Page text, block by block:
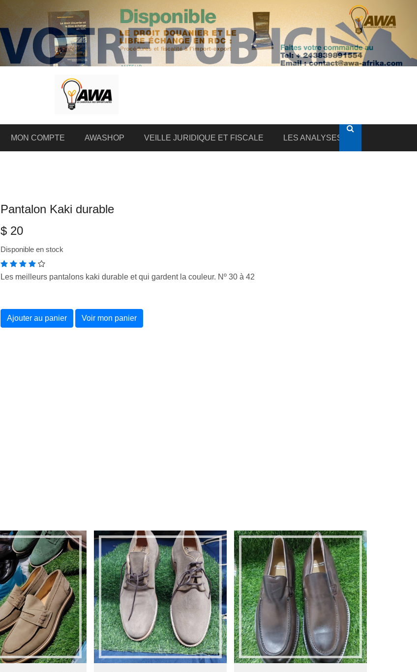
MON COMPTE AWASHOP VEILLE JURIDIQUE ET FISCALE LES ANALYSES
Pantalon Kaki durable
$ 20
Disponible en stock
Les meilleurs pantalons kaki durable et qui gardent la couleur. Nº 30 à 42
Ajouter au panier Voir mon panier